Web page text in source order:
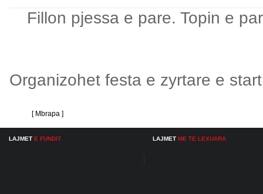
Fillon pjessa e pare. Topin e
Organizohet festa e zyrtare e
[ Mbrapa ]
LAJMET E FUNDIT LAJMET ME TE LEXUARA